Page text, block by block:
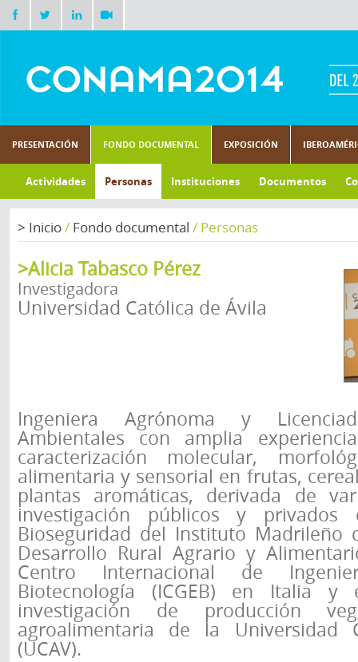
PRESENTACIÓN FONDO DOCUMENTAL EXPOSICIÓN
Actividades Personas Instituciones Documentos
> Inicio/ Fondo documental / Personas
>Alicia Tabasco Pérez
Investigadora
Universidad Católica de Ávila
Ingeniera Agrónoma y
Ambientales con amplia
caracterización molecular,
alimentaria y sensorial en frutas,
plantas aromáticas, derivada de
investigación públicos y
Bioseguridad del Instituto Madrileño
Desarrollo Rural Agrario y
Centro Internacional de
Biotecnología (ICGEB) en Italia
investigación de producción
agroalimentaria de la Universidad
(UCAV).